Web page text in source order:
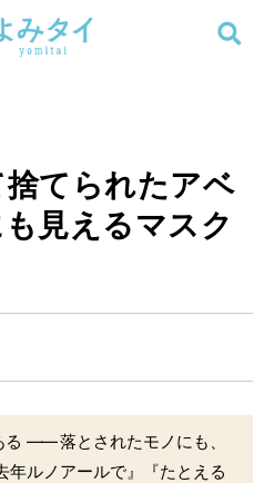
載
部
する
を閉じる
てられたアベ
見えるマスク
―― 落とされたモノにも、
年ルノアールで』『たとえる